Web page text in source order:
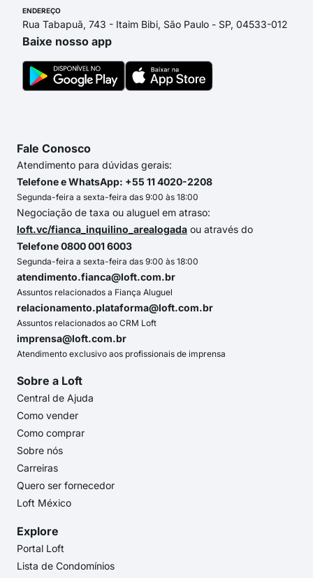
ENDEREÇO
Rua Tabapuã, 743 - Itaim Bibi, São Paulo - SP, 04533-012
Baixe nosso app
Fale Conosco
Atendimento para dúvidas gerais:
Telefone e WhatsApp: +55 11 4020-2208
Segunda-feira a sexta-feira das 9:00 às 18:00
Negociação de taxa ou aluguel em atraso:
loft.vc/fianca_inquilino_arealogada ou através do
Telefone 0800 001 6003
Segunda-feira a sexta-feira das 9:00 às 18:00
atendimento.fianca@loft.com.br
Assuntos relacionados a Fiança Aluguel
relacionamento.plataforma@loft.com.br
Assuntos relacionados ao CRM Loft
imprensa@loft.com.br
Atendimento exclusivo aos profissionais de imprensa
Sobre a Loft
Central de Ajuda
Como vender
Como comprar
Sobre nós
Carreiras
Quero ser fornecedor
Loft México
Explore
Portal Loft
Lista de Condomínios